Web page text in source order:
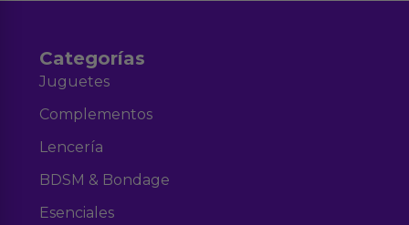
Categorías
Juguetes
Complementos
Lencería
BDSM & Bondage
Esenciales